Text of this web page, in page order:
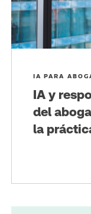
IA PARA
IA y
del
la